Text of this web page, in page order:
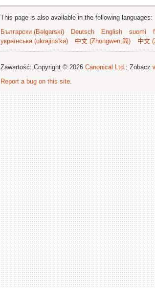
This page is also available in the following languages:
Български (Bəlgarski)
Deutsch English suomi
українська (ukrajins'ka)
中文 (Zhongwen,简) 中文
Zawartość: Copyright © 2026 Canonical Ltd.; Zobacz
Report a bug on this site.